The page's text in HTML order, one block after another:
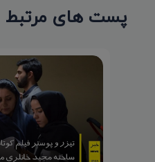
پست های مرتبط